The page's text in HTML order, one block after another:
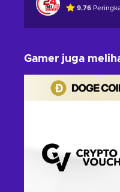
9.76
Gamer juga